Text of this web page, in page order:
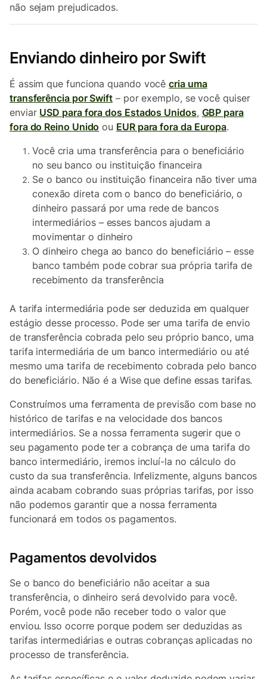
não sejam prejudicados.
Enviando dinheiro por Swift
É assim que funciona quando vocêcria uma
transferência por Swift – por exemplo, se você quiser
enviar USD para fora dos Estados Unidos, GBP para
fora do Reino Unido ou EUR para fora da Europa.
Você cria uma transferência para o beneficiário
no seu banco ou instituição financeira
Se o banco ou instituição financeira não tiver uma
conexão direta com o banco do beneficiário, o
dinheiro passará por uma rede de bancos
intermediários – esses bancos ajudam a
movimentar o dinheiro
O dinheiro chega ao banco do beneficiário – esse
banco também pode cobrar sua própria tarifa de
recebimento da transferência
A tarifa intermediária pode ser deduzida em qualquer
estágio desse processo. Pode ser uma tarifa de envio
de transferência cobrada pelo seu próprio banco, uma
tarifa intermediária de um banco intermediário ou até
mesmo uma tarifa de recebimento cobrada pelo banco
do beneficiário. Não é a Wise que define essas tarifas.
Construímos uma ferramenta de previsão com base no
histórico de tarifas e na velocidade dos bancos
intermediários. Se a nossa ferramenta sugerir que o
seu pagamento pode ter a cobrança de uma tarifa do
banco intermediário, iremos incluí-la no cálculo do
custo da sua transferência. Infelizmente, alguns bancos
ainda acabam cobrando suas próprias tarifas, por isso
não podemos garantir que a nossa ferramenta
funcionará em todos os pagamentos.
Pagamentos devolvidos
Se o banco do beneficiário não aceitar a sua
transferência, o dinheiro será devolvido para você.
Porém, você pode não receber todo o valor que
enviou. Isso ocorre porque podem ser deduzidas as
tarifas intermediárias e outras cobranças aplicadas no
processo de transferência.